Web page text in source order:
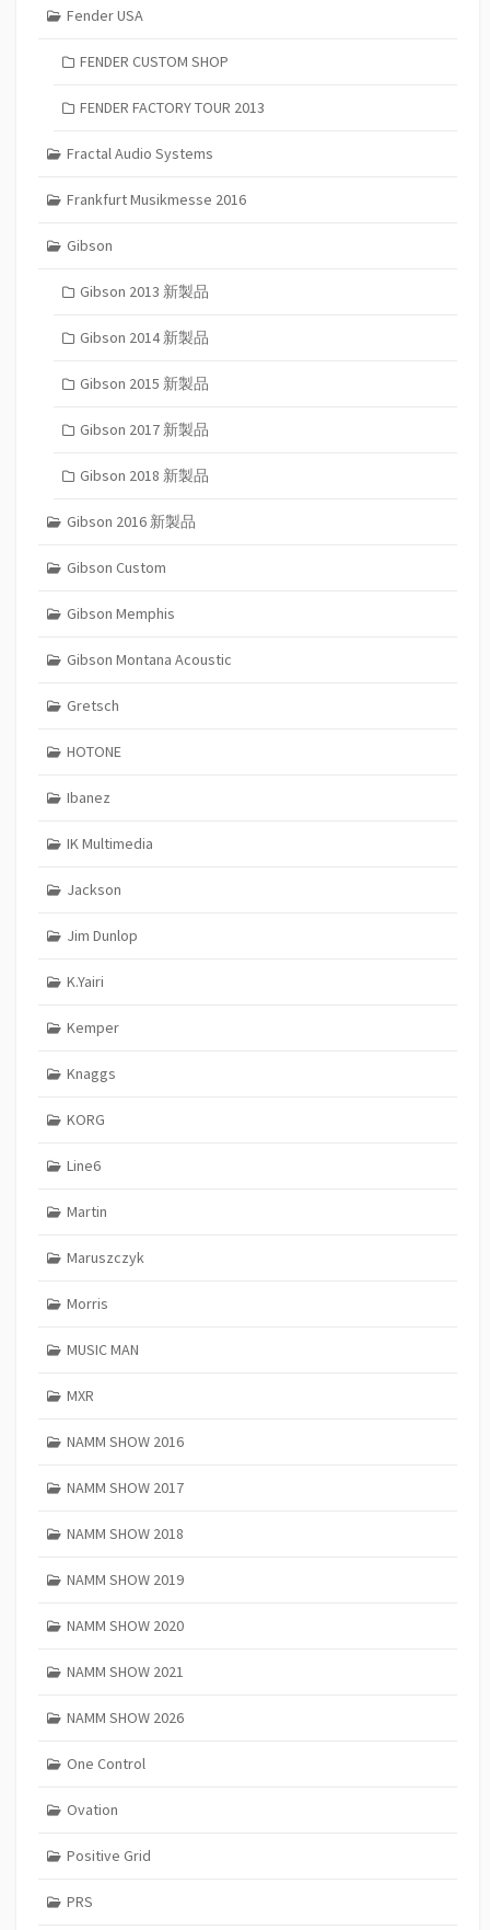
Fender USA
FENDER CUSTOM SHOP
FENDER FACTORY TOUR 2013
Fractal Audio Systems
Frankfurt Musikmesse 2016
Gibson
Gibson 2013 新製品
Gibson 2014 新製品
Gibson 2015 新製品
Gibson 2017 新製品
Gibson 2018 新製品
Gibson 2016 新製品
Gibson Custom
Gibson Memphis
Gibson Montana Acoustic
Gretsch
HOTONE
Ibanez
IK Multimedia
Jackson
Jim Dunlop
K.Yairi
Kemper
Knaggs
KORG
Line6
Martin
Maruszczyk
Morris
MUSIC MAN
MXR
NAMM SHOW 2016
NAMM SHOW 2017
NAMM SHOW 2018
NAMM SHOW 2019
NAMM SHOW 2020
NAMM SHOW 2021
NAMM SHOW 2026
One Control
Ovation
Positive Grid
PRS